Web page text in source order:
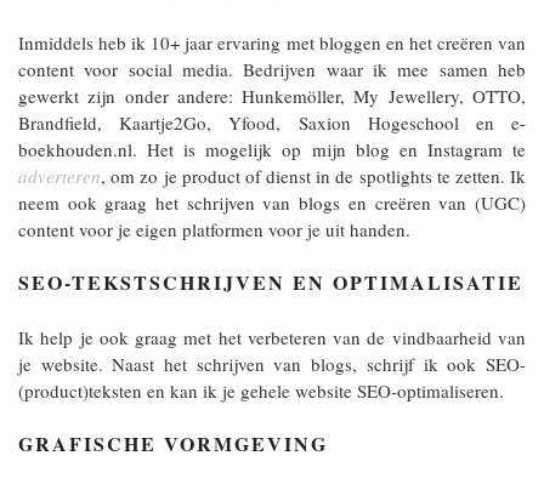
Inmiddels heb ik 10+ jaar ervaring met bloggen en het creëren van
content voor social media. Bedrijven waar ik mee samen heb
gewerkt zijn onder andere: Hunkemöller, My Jewellery, OTTO,
Brandfield, Kaartje2Go, Yfood, Saxion Hogeschool en e-
boekhouden.nl. Het is mogelijk op mijn blog en Instagram te
adverteren, om zo je product of dienst in de spotlights te zetten. Ik
neem ook graag het schrijven van blogs en creëren van (UGC)
content voor je eigen platformen voor je uit handen.
SEO-TEKSTSCHRIJVEN EN OPTIMALISATIE
Ik help je ook graag met het verbeteren van de vindbaarheid van
je website. Naast het schrijven van blogs, schrijf ik ook SEO-
(product)teksten en kan ik je gehele website SEO-optimaliseren.
GRAFISCHE VORMGEVING